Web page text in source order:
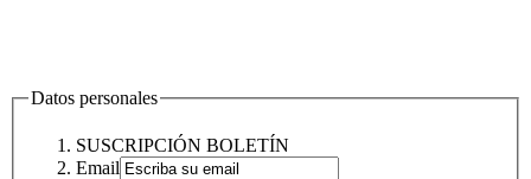
Datos personales
SUSCRIPCIÓN BOLETÍN
Email